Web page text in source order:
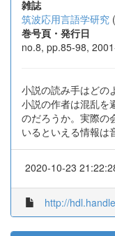
雑誌
筑波応用言語学研究 (
巻号頁・発行日
no.8, pp.85-98,
小説の読み手はどの
小説の作者は混乱を
のだろうか。実際の
いるといえる情報は
2020-10-23
http://